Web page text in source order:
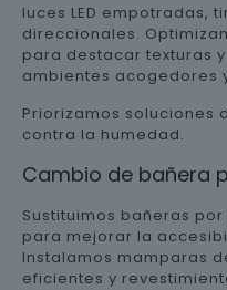
luces LED empotradas,
direccionales.
para destacar texturas
ambientes acogedores
Priorizamos soluciones
contra la humedad.
Cambio de bañera
Sustituimos bañeras
para mejorar la
Instalamos mamparas
eficientes y